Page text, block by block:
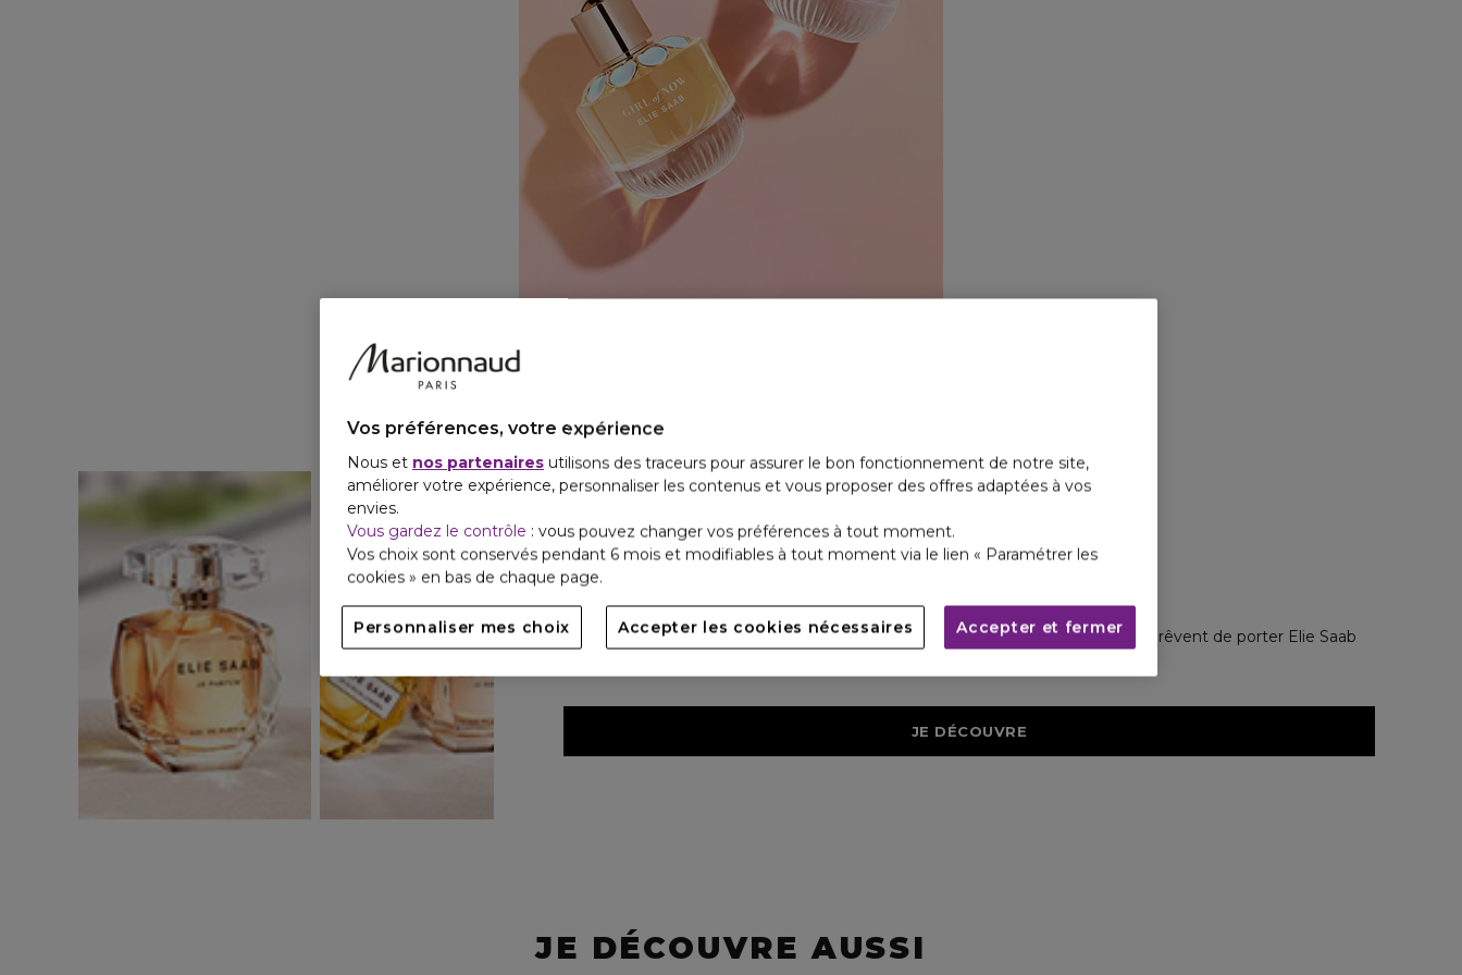
Incontournable
COLLECTION LE PARFUM
Comme une apparition, Le Parfum est une invitation à toutes les femmes qui rêvent de porter Elie Saab
JE DÉCOUVRE
JE DÉCOUVRE AUSSI
Vos préférences, votre expérience
Nous et nos partenaires utilisons des traceurs pour assurer le bon fonctionnement de notre site,
améliorer votre expérience, personnaliser les contenus et vous proposer des offres adaptées à vos
envies.
Vous gardez le contrôle : vous pouvez changer vos préférences à tout moment.
Vos choix sont conservés pendant 6 mois et modifiables à tout moment via le lien « Paramétrer les
cookies » en bas de chaque page.
Personnaliser mes choix Accepter les cookies nécessaires Accepter et fermer